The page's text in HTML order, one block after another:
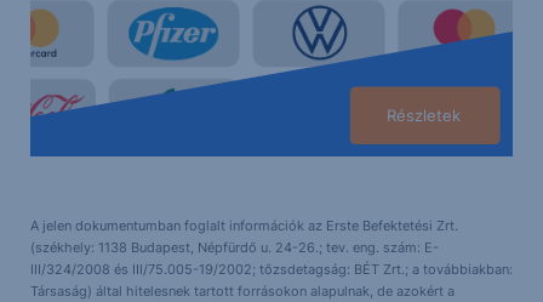
Részletek
A jelen dokumentumban foglalt információk az Erste Befektetési Zrt.
(székhely: 1138 Budapest, Népfürdő u. 24-26.; tev. eng. szám: E-
III/324/2008 és III/75.005-19/2002; tőzsdetagság: BÉT Zrt.; a továbbiakban:
Társaság) által hitelesnek tartott forrásokon alapulnak, de azokért a